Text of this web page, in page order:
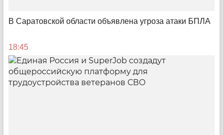
жилья на вторичном рынке в 2024-2026 гг.
11:34
В Саратовской области объявлена угроза атаки БПЛА
18:45